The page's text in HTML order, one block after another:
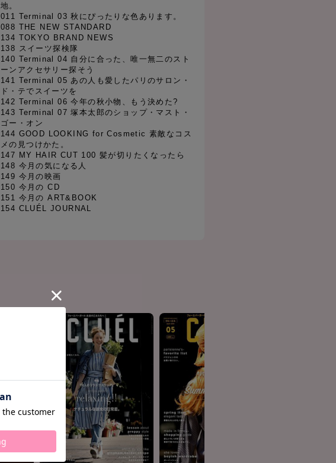
地。
011 Terminal 03 秋にぴったりな色あります。
088 THE NEW STANDARD
134 TOKYO BRAND NEWS
138 スイーツ探検隊
140 Terminal 04 自分に合った、唯一無二のスト
ーンアクセサリー探そう
141 Terminal 05 あの人も愛したパリのサロン・
ド・テでスイーツを
142 Terminal 06 今年の秋小物、もう決めた?
143 Terminal 07 塚本太郎のショップ・マスト・
ゴー・オン
144 GOOD LOOKING for Cosmetic 素敵なコス
メの見つけかた。
147 MY HAIR CUT 100 髪が切りたくなったら
148 今月の気になる人
149 今月の映画
150 今月の CD
151 今月の ART&BOOK
154 CLUÉL JOURNAL